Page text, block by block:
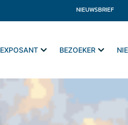
NIEUWSBRIEF
EXPOSANT BEZOEKER